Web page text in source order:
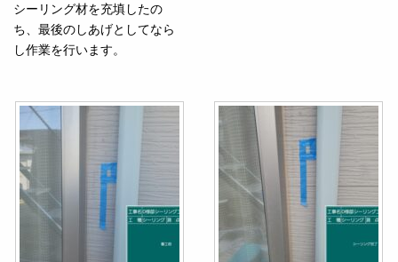
シーリング材を充填したの
ち、最後のしあげとしてなら
し作業を行います。